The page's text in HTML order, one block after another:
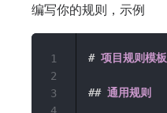
编写你的规则，示例
# 项目规则模板
## 通用规则
1
2
3
4